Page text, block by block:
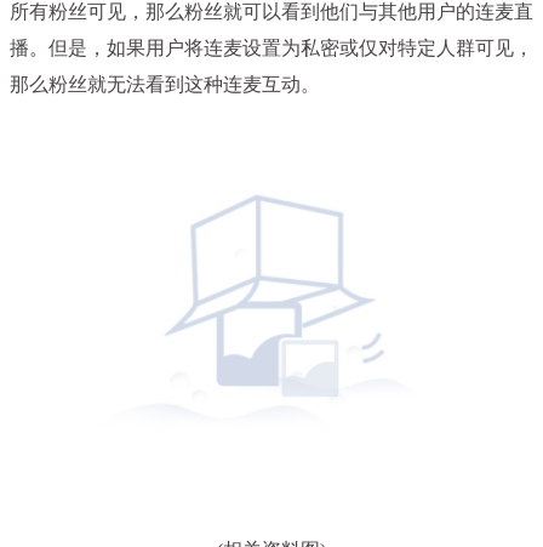
所有粉丝可见，那么粉丝就可以看到他们与其他用户的连麦直
播。但是，如果用户将连麦设置为私密或仅对特定人群可见，
那么粉丝就无法看到这种连麦互动。